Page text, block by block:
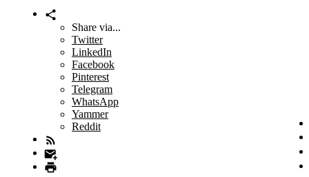
Share via...
Twitter
LinkedIn
Facebook
Pinterest
Telegram
WhatsApp
Yammer
Reddit